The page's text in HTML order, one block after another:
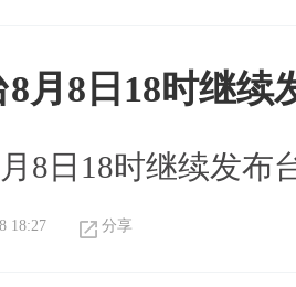
月8日18时继续
8日18时继续发布
18:27 分享